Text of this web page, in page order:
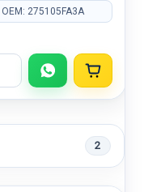
OEM: 275105FA3A
2